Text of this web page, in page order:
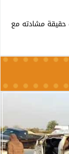
حقيقة مشادته مع